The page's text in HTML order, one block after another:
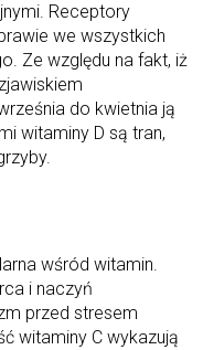
Receptory
we wszystkich
Ze względu na fakt, iż
do kwietnia ją
witaminy D są tran,
wśród witamin.
i naczyń
przed stresem
witaminy C wykazują